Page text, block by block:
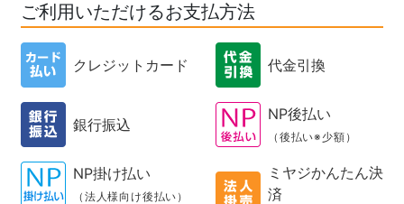
ご利用いただけるお支払方法
クレジットカード 代金引換
銀行振込
NP後払い
（後払い※少額）
NP掛け払い
（法人様向け後払い）
ミヤジかんたん決
済